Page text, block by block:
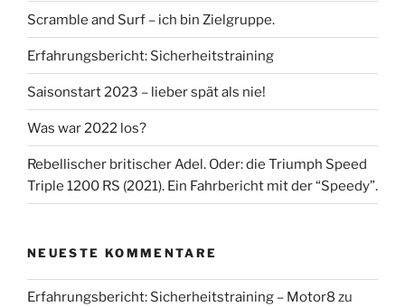
Scramble and Surf – ich bin Zielgruppe.
Erfahrungsbericht: Sicherheitstraining
Saisonstart 2023 – lieber spät als nie!
Was war 2022 los?
Rebellischer britischer Adel. Oder: die Triumph Speed
Triple 1200 RS (2021). Ein Fahrbericht mit der “Speedy”.
NEUESTE KOMMENTARE
Erfahrungsbericht: Sicherheitstraining – Motor8 zu